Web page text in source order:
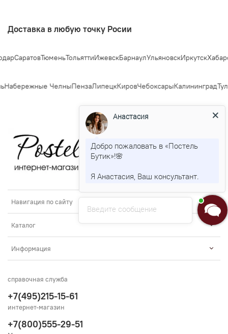
Доставка в любую точку Росии
СаратовТюменьТольяттиИжевскБарнаулУльяновскИркутск
Набережные ЧелныПензаЛипецкКировЧебоксарыКалининград
Навигация по сайту
Каталог
Информация
справочная служба
+7(495)215-15-61
интернет-магазин
+7(800)555-29-51
Введите сообщение
Анастасия
Добро пожаловать в «Постель
Бутик»!🌸
Я Анастасия, Ваш консультант.